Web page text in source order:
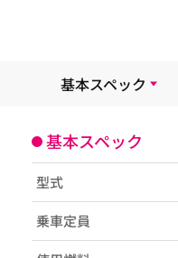
基本スペック
基本スペック
型式
乗車定員